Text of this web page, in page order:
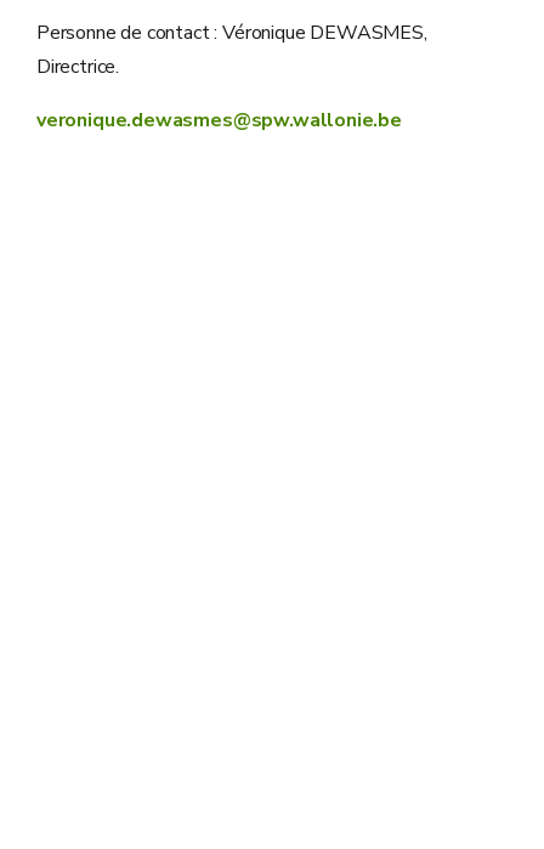
Personne de contact : Véronique DEWASMES,
Directrice.
veronique.dewasmes@spw.wallonie.be